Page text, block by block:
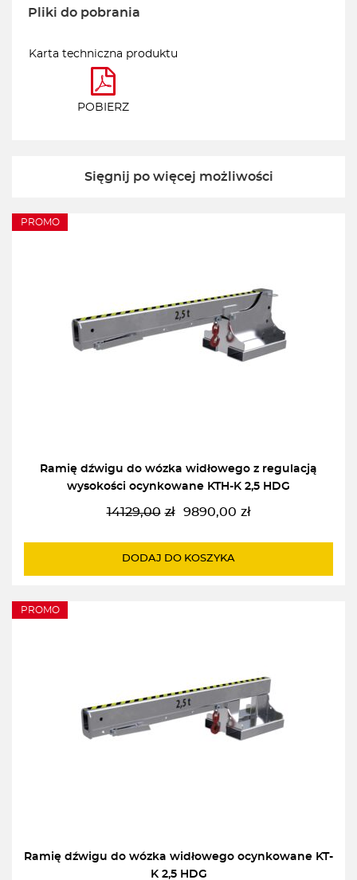
Pliki do pobrania
Karta techniczna produktu
POBIERZ
Sięgnij po więcej możliwości
PROMO
Ramię dźwigu do wózka widłowego z regulacją
wysokości ocynkowane KTH-K 2,5 HDG
14129,00 zł
Pierwotna
wynosiła:
9890,00 zł
Aktualna
wynosi:
DODAJ DO KOSZYKA
PROMO
Ramię dźwigu do wózka widłowego ocynkowane KT-
K 2,5 HDG